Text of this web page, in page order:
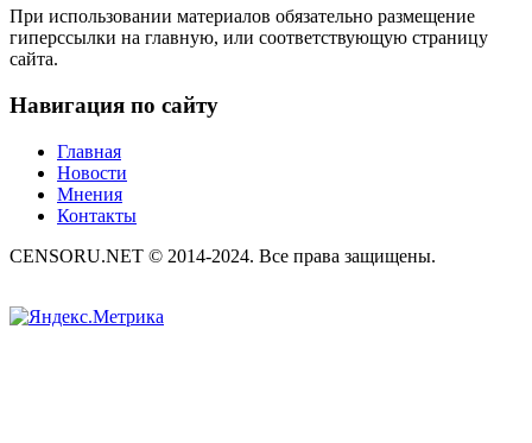
При использовании материалов обязательно размещение
гиперссылки на главную, или соответствующую страницу
сайта.
Навигация по сайту
Главная
Новости
Мнения
Контакты
CENSORU.NET © 2014-2024. Все права защищены.